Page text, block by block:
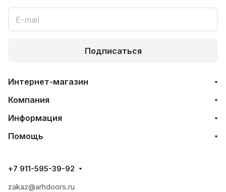
Подписаться
Интернет-магазин
Компания
Информация
Помощь
+7 911-595-39-92
zakaz@arhdoors.ru